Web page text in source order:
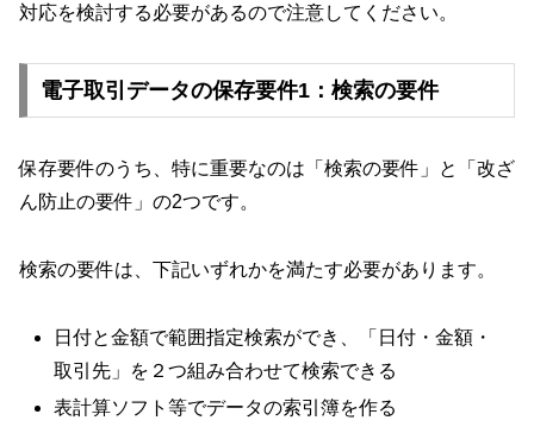
対応を検討する必要があるので注意してください。
電子取引データの保存要件1：検索の要件
保存要件のうち、特に重要なのは「検索の要件」と「改ざ
ん防止の要件」の2つです。
検索の要件は、下記いずれかを満たす必要があります。
日付と金額で範囲指定検索ができ、「日付・金額・
取引先」を２つ組み合わせて検索できる
表計算ソフト等でデータの索引簿を作る